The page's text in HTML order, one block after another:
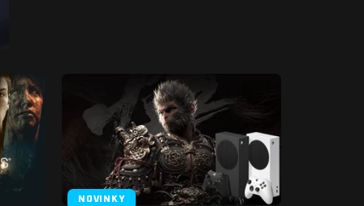
NOVINKY